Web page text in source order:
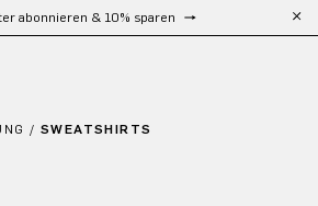
abonnieren & 10% sparen
/ SWEATSHIRTS